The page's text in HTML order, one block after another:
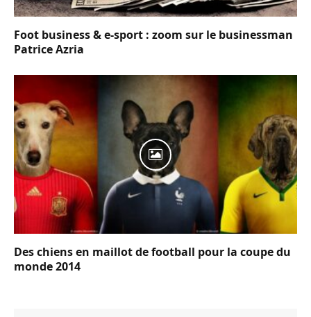
Foot business & e-sport : zoom sur le businessman
Patrice Azria
Des chiens en maillot de football pour la coupe du
monde 2014